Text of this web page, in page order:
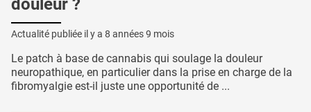
douleur ?
Actualité publiée il y a 8 années 9 mois
Le patch à base de cannabis qui soulage la douleur
neuropathique, en particulier dans la prise en charge de la
fibromyalgie est-il juste une opportunité de ...